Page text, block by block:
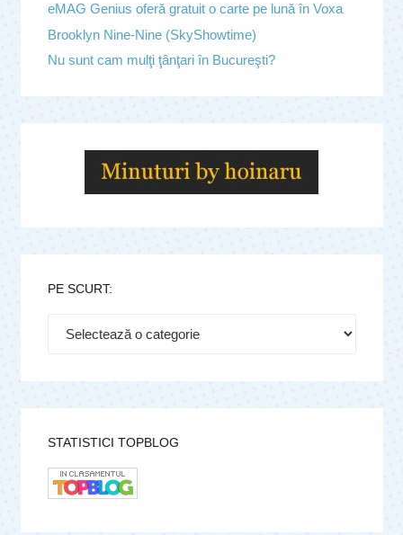
eMAG Genius oferă gratuit o carte pe lună în Voxa
Brooklyn Nine-Nine (SkyShowtime)
Nu sunt cam mulţi ţânţari în Bucureşti?
PE SCURT:
STATISTICI TOPBLOG